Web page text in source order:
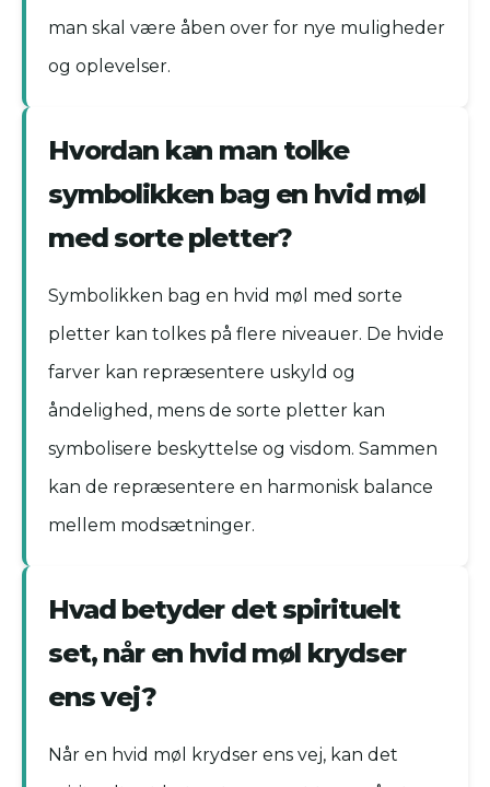
man skal være åben over for nye muligheder
og oplevelser.
Hvordan kan man tolke
symbolikken bag en hvid møl
med sorte pletter?
Symbolikken bag en hvid møl med sorte
pletter kan tolkes på flere niveauer. De hvide
farver kan repræsentere uskyld og
åndelighed, mens de sorte pletter kan
symbolisere beskyttelse og visdom. Sammen
kan de repræsentere en harmonisk balance
mellem modsætninger.
Hvad betyder det spirituelt
set, når en hvid møl krydser
ens vej?
Når en hvid møl krydser ens vej, kan det